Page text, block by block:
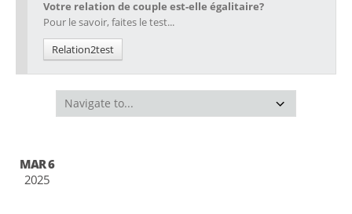
Votre relation de couple est-elle égalitaire?
Pour le savoir, faites le test...
Relation2test
MAR 6
2025